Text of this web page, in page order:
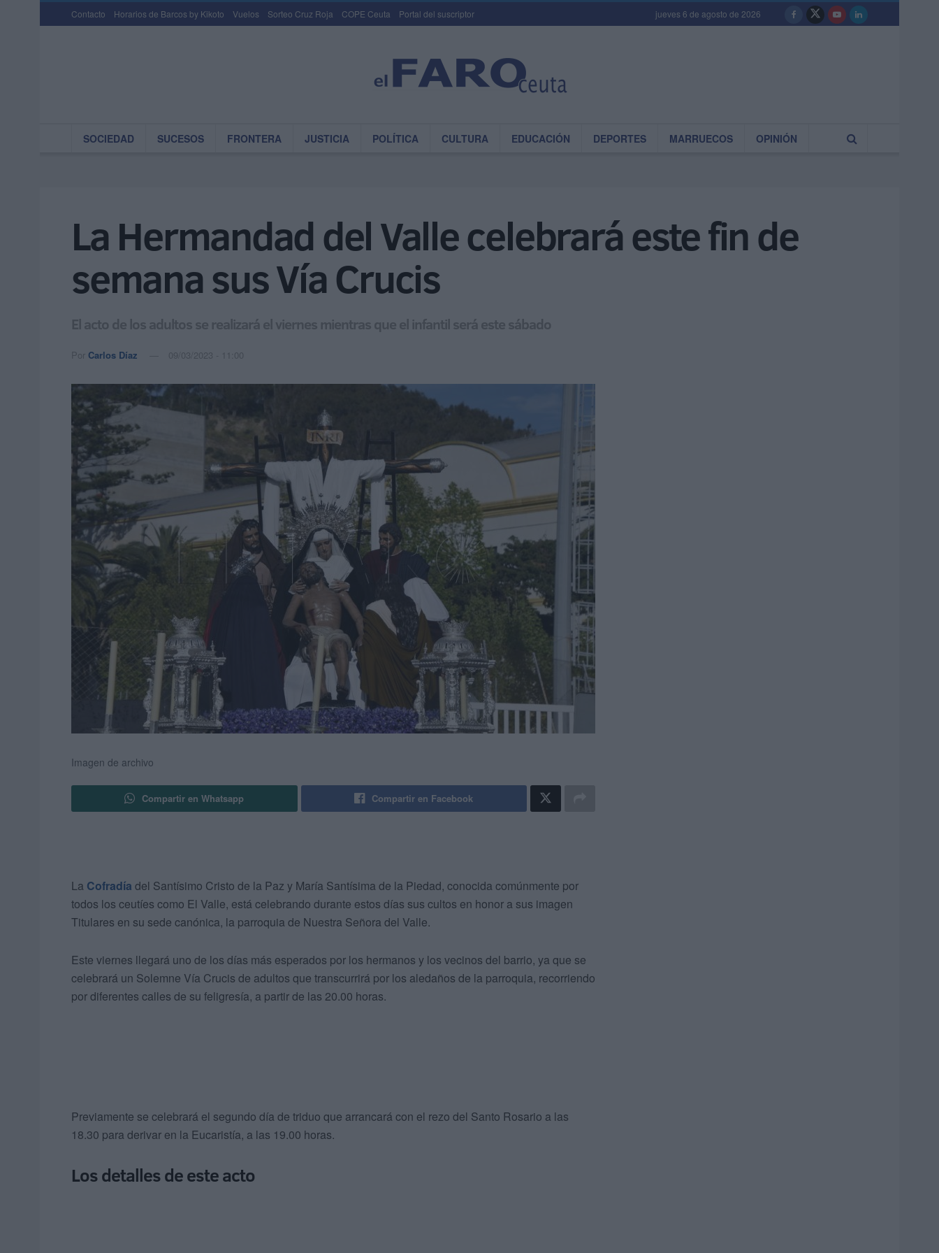
Contacto Horarios de Barcos by Kikoto Vuelos Sorteo Cruz Roja COPE Ceuta Portal del suscriptor jueves 6 de agosto de 2026
SOCIEDAD SUCESOS FRONTERA JUSTICIA POLÍTICA CULTURA EDUCACIÓN DEPORTES MARRUECOS OPINIÓN
La Hermandad del Valle celebrará este fin de
semana sus Vía Crucis
El acto de los adultos se realizará el viernes mientras que el infantil será este sábado
Por Carlos Díaz 09/03/2023 - 11:00
Imagen de archivo
Compartir en Whatsapp Compartir en Facebook
La Cofradía del Santísimo Cristo de la Paz y María Santísima de la Piedad, conocida comúnmente por
todos los ceutíes como El Valle, está celebrando durante estos días sus cultos en honor a sus imagen
Titulares en su sede canónica, la parroquia de Nuestra Señora del Valle.
Este viernes llegará uno de los días más esperados por los hermanos y los vecinos del barrio, ya que se
celebrará un Solemne Vía Crucis de adultos que transcurrirá por los aledaños de la parroquia, recorriendo
por diferentes calles de su feligresía, a partir de las 20.00 horas.
Previamente se celebrará el segundo día de triduo que arrancará con el rezo del Santo Rosario a las
18.30 para derivar en la Eucaristía, a las 19.00 horas.
Los detalles de este acto